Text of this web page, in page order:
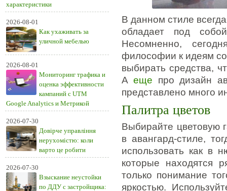
характеристики
2026-08-01
Как ухаживать за
уличной мебелью
2026-08-01
Мониторинг трафика и
оценка эффективности
кампаний с UTM
Google Analytics и Метрикой
2026-07-30
Довірче управління
нерухомістю: коли
варто це робити
2026-07-30
Взыскание неустойки
по ДДУ с застройщика:
В данном стиле
обладает под
Несомненно,
философии к идеям
выбирать средства,
Аеще про дизайн
представлено много
Палитра цветов
Выбирайте цветовую
в авангард-стиле,
использовать как в
которые находятся
только понимание
яркостью.